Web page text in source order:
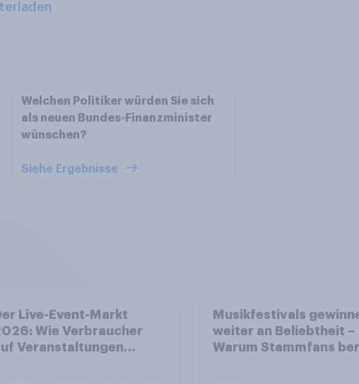
Welchen Politiker würden Sie sich
als neuen Bundes-Finanzminister
wünschen?
Siehe Ergebnisse
Live-Event-Markt
Wie Verbraucher
Veranstaltungen
Musikfestivals
weiter an Beliebtheit –
Warum Stammfans